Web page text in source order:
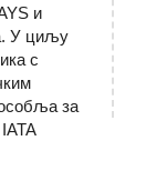
и
У циљу
с
за